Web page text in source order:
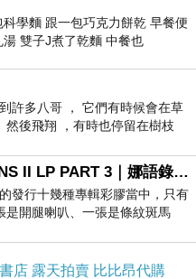
學麵 跟一包巧克力餅乾 早餐便
雙子J煮了乾麵 中餐也
許多八哥 ， 它們有時候會在草
然後飛翔 ，有時也停留在樹枝
啡色的，鳥喙是黃色
CONFESSIONS II LP PART 3｜娜語錄II LP PART 3
發行十幾種專輯彩膠當中，只有
是開腿喇叭、一張是條紋斑馬
剩澳洲商店AU STORE
書店 露天拍賣 比比昂代購